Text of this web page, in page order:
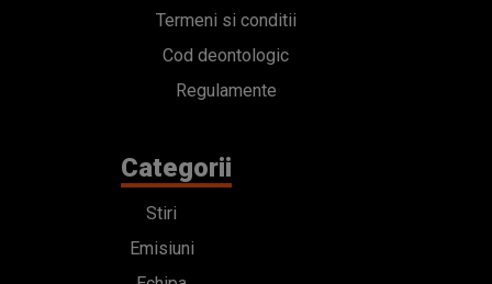
Termeni si conditii
Cod deontologic
Regulamente
Categorii
Stiri
Emisiuni